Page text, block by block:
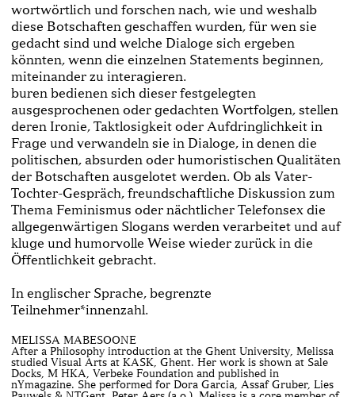
wortwörtlich und forschen nach, wie und weshalb
diese Botschaften geschaffen wurden, für wen sie
gedacht sind und welche Dialoge sich ergeben
könnten, wenn die einzelnen Statements beginnen,
miteinander zu interagieren.
buren bedienen sich dieser festgelegten
ausgesprochenen oder gedachten Wortfolgen, stellen
deren Ironie, Taktlosigkeit oder Aufdringlichkeit in
Frage und verwandeln sie in Dialoge, in denen die
politischen, absurden oder humoristischen Qualitäten
der Botschaften ausgelotet werden. Ob als Vater-
Tochter-Gespräch, freundschaftliche Diskussion zum
Thema Feminismus oder nächtlicher Telefonsex die
allgegenwärtigen Slogans werden verarbeitet und auf
kluge und humorvolle Weise wieder zurück in die
Öffentlichkeit gebracht.
In englischer Sprache, begrenzte
Teilnehmer*innenzahl.
MELISSA MABESOONE
After a Philosophy introduction at the Ghent University, Melissa
studied Visual Arts at KASK, Ghent. Her work is shown at Sale
Docks, M HKA, Verbeke Foundation and published in
nYmagazine. She performed for Dora Garcia, Assaf Gruber, Lies